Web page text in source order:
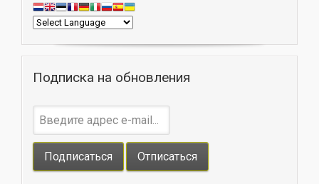
Подписка на обновления